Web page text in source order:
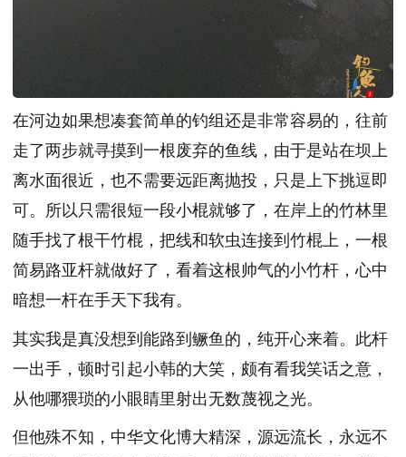
在河边如果想凑套简单的钓组还是非常容易的，往前
走了两步就寻摸到一根废弃的鱼线，由于是站在坝上
离水面很近，也不需要远距离抛投，只是上下挑逗即
可。所以只需很短一段小棍就够了，在岸上的竹林里
随手找了根干竹棍，把线和软虫连接到竹棍上，一根
简易路亚杆就做好了，看着这根帅气的小竹杆，心中
暗想一杆在手天下我有。
其实我是真没想到能路到鳜鱼的，纯开心来着。此杆
一出手，顿时引起小韩的大笑，颇有看我笑话之意，
从他哪猥琐的小眼睛里射出无数蔑视之光。
但他殊不知，中华文化博大精深，源远流长，永远不